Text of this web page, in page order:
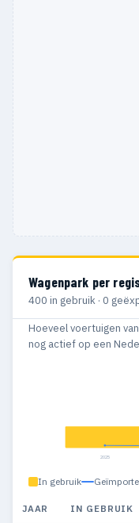
Wagenpark per
400 in gebruik · 0
Hoeveel voertuigen
nog actief op een
2025
In gebruik
JAAR IN GEBRUIK